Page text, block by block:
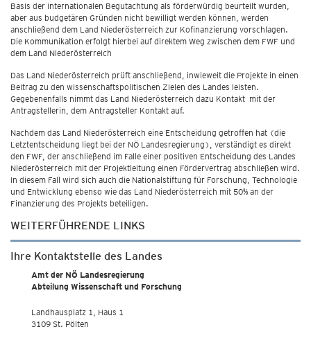
Basis der internationalen Begutachtung als förderwürdig beurteilt wurden,
aber aus budgetären Gründen nicht bewilligt werden können, werden
anschließend dem Land Niederösterreich zur Kofinanzierung vorschlagen.
Die Kommunikation erfolgt hierbei auf direktem Weg zwischen dem FWF und
dem Land Niederösterreich
Das Land Niederösterreich prüft anschließend, inwieweit die Projekte in einen
Beitrag zu den wissenschaftspolitischen Zielen des Landes leisten.
Gegebenenfalls nimmt das Land Niederösterreich dazu Kontakt mit der
Antragstellerin, dem Antragsteller Kontakt auf.
Nachdem das Land Niederösterreich eine Entscheidung getroffen hat (die
Letztentscheidung liegt bei der NÖ Landesregierung), verständigt es direkt
den FWF, der anschließend im Falle einer positiven Entscheidung des Landes
Niederösterreich mit der Projektleitung einen Fördervertrag abschließen wird.
In diesem Fall wird sich auch die Nationalstiftung für Forschung, Technologie
und Entwicklung ebenso wie das Land Niederösterreich mit 50% an der
Finanzierung des Projekts beteiligen.
WEITERFÜHRENDE LINKS
Ihre Kontaktstelle des Landes
Amt der NÖ Landesregierung
Abteilung Wissenschaft und Forschung
Landhausplatz 1, Haus 1
3109 St. Pölten